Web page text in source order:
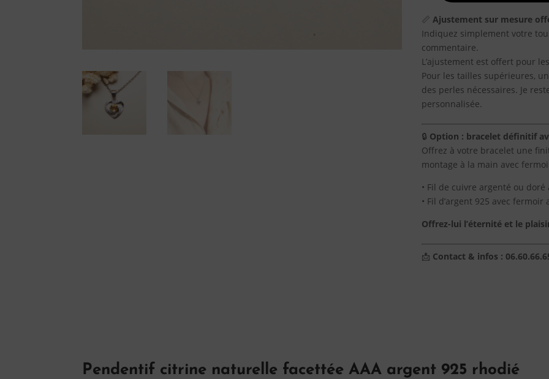
Pendentif
citrine
naturelle
facettée
AAA
argent
925
📏Ajustement sur mesure
Indiquez simplement votre
commentaire.
L’ajustement est offert pour
Pour les tailles supérieures,
des perles nécessaires. Je
personnalisée.
🔒 Option : bracelet définitif
Offrez à votre bracelet une
montage à la main avec
• Fil de cuivre argenté ou
• Fil d’argent 925 avec
Offrez-lui l’éternité et le
📩 Contact & infos :
Pendentif citrine naturelle facettée AAA argent 925 rhodié